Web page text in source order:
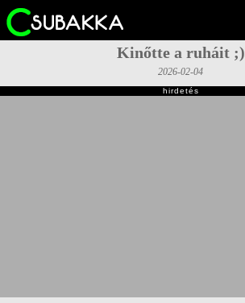
Kinőtte a ruháit ;)
2026-02-04
hirdetés